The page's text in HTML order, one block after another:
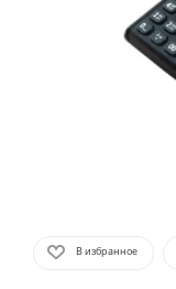
В избранное